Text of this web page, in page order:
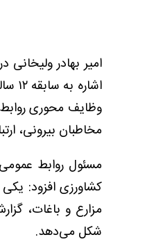
امیر بهادر
وظایف محوری
مخاطبان بیرونی،
مسئول روابط
کشاورزی افزود:
مزارع و باغات،
شکل می‌دهد.